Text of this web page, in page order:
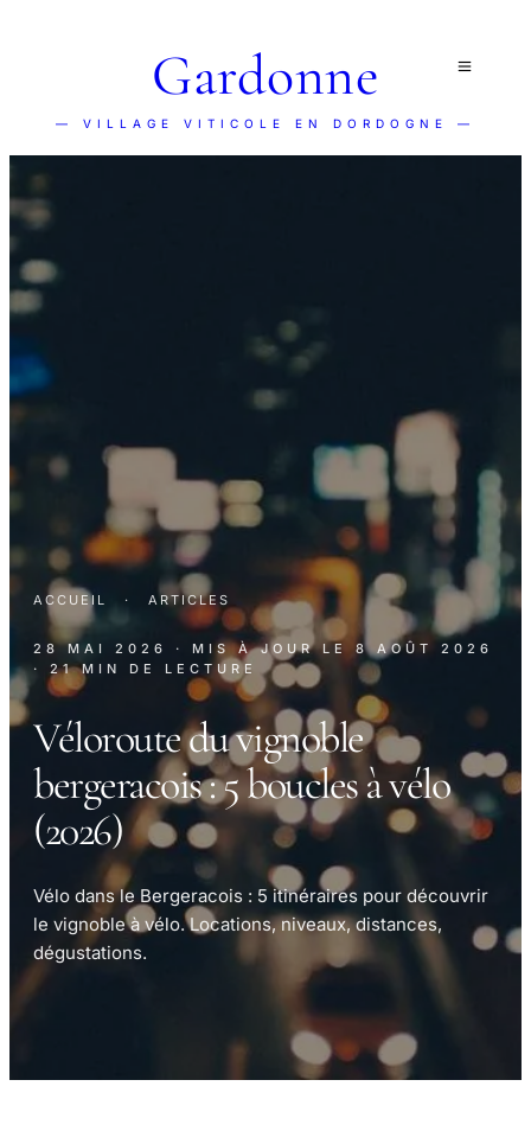
Gardonne
— VILLAGE VITICOLE EN DORDOGNE —
ACCUEIL · ARTICLES
28 MAI 2026 · MIS À JOUR LE 8 AOÛT 2026
· 21 MIN DE LECTURE
Véloroute du vignoble
bergeracois : 5 boucles à vélo
(2026)
Vélo dans le Bergeracois : 5 itinéraires pour découvrir
le vignoble à vélo. Locations, niveaux, distances,
dégustations.